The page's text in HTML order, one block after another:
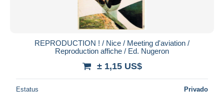
REPRODUCTION ! / Nice / Meeting d'aviation /
Reproduction affiche / Ed. Nugeron
± 1,15 US$
Estatus Privado